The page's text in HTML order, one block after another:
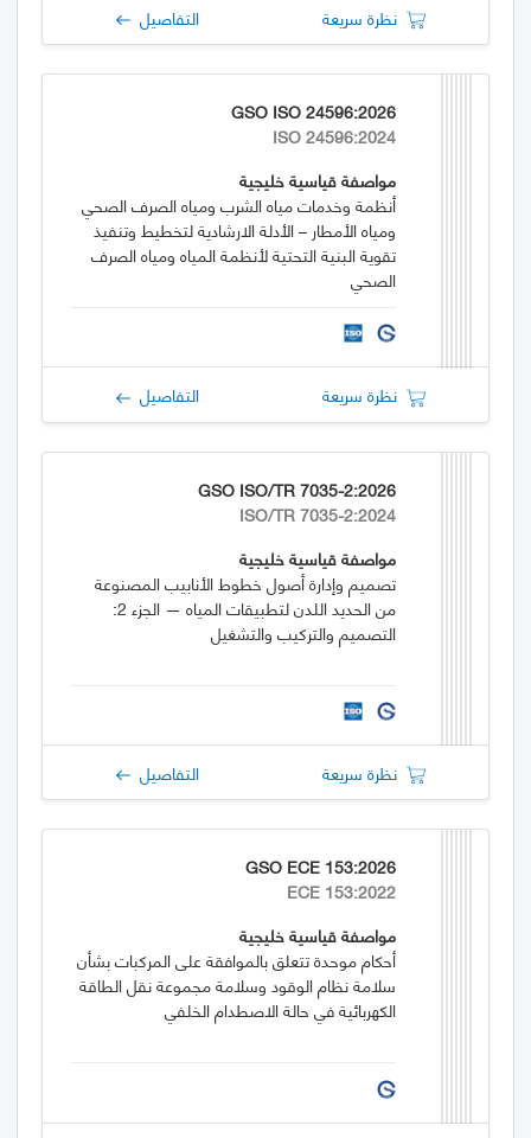
نظرة سريعة التفاصيل
GSO ISO 24596:2026
ISO 24596:2024
مواصفة قياسية خليجية
أنظمة وخدمات مياه الشرب ومياه الصرف الصحي
ومياه الأمطار – الأدلة الارشادية لتخطيط وتنفيذ
تقوية البنية التحتية لأنظمة المياه ومياه الصرف
الصحي
نظرة سريعة التفاصيل
GSO ISO/TR 7035-2:2026
ISO/TR 7035-2:2024
مواصفة قياسية خليجية
تصميم وإدارة أصول خطوط الأنابيب المصنوعة
من الحديد اللدن لتطبيقات المياه — الجزء 2:
التصميم والتركيب والتشغيل
نظرة سريعة التفاصيل
GSO ECE 153:2026
ECE 153:2022
مواصفة قياسية خليجية
أحكام موحدة تتعلق بالموافقة على المركبات بشأن
سلامة نظام الوقود وسلامة مجموعة نقل الطاقة
الكهربائية في حالة الاصطدام الخلفي